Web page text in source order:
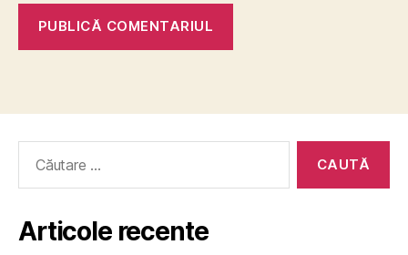
după:
Articole recente